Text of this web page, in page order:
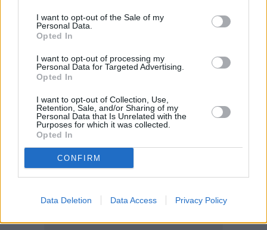
I want to opt-out of the Sale of my
Personal Data.
Opted In
I want to opt-out of processing my
Personal Data for Targeted Advertising.
Opted In
I want to opt-out of Collection, Use,
Retention, Sale, and/or Sharing of my
Personal Data that Is Unrelated with the
Purposes for which it was collected.
Opted In
CONFIRM
Data Deletion Data Access Privacy Policy